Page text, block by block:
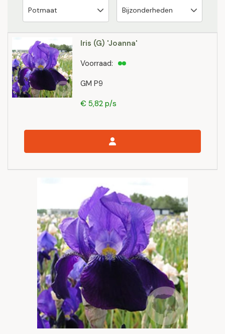
Iris (G) 'Joanna'
GM P9
Voorraad:
€ 5,82 p/s